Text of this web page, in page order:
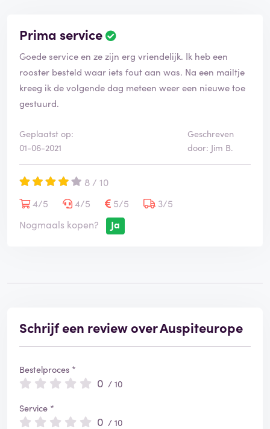
Prima service
Goede service en ze zijn erg vriendelijk. Ik heb een
rooster besteld waar iets fout aan was. Na een mailtje
kreeg ik de volgende dag meteen weer een nieuwe toe
gestuurd.
Geplaatst op:
01-06-2021
Geschreven
door: Jim B.
8 / 10
4/5
4/5 5/5
3/5
Nogmaals kopen?
Ja
Schrijf een review over Auspiteurope
Bestelproces *
0 / 10
Service *
0 / 10